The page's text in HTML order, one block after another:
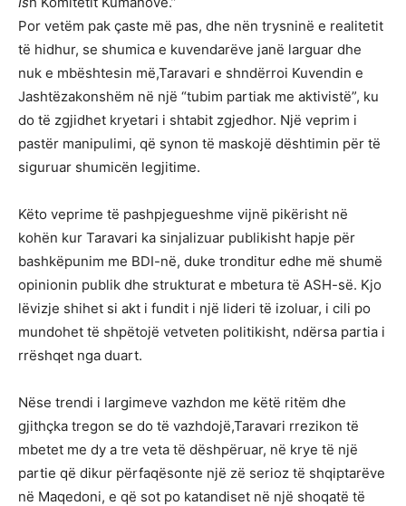
Por vetëm pak çaste më pas, dhe nën trysninë e realitetit
të hidhur, se shumica e kuvendarëve janë larguar dhe
nuk e mbështesin më,Taravari e shndërroi Kuvendin e
Jashtëzakonshëm në një “tubim partiak me aktivistë”, ku
do të zgjidhet kryetari i shtabit zgjedhor. Një veprim i
pastër manipulimi, që synon të maskojë dështimin për të
siguruar shumicën legjitime.
Këto veprime të pashpjegueshme vijnë pikërisht në
kohën kur Taravari ka sinjalizuar publikisht hapje për
bashkëpunim me BDI-në, duke tronditur edhe më shumë
opinionin publik dhe strukturat e mbetura të ASH-së. Kjo
lëvizje shihet si akt i fundit i një lideri të izoluar, i cili po
mundohet të shpëtojë vetveten politikisht, ndërsa partia i
rrëshqet nga duart.
Nëse trendi i largimeve vazhdon me këtë ritëm dhe
gjithçka tregon se do të vazhdojë,Taravari rrezikon të
mbetet me dy a tre veta të dëshpëruar, në krye të një
partie që dikur përfaqësonte një zë serioz të shqiptarëve
në Maqedoni, e që sot po katandiset në një shoqatë të